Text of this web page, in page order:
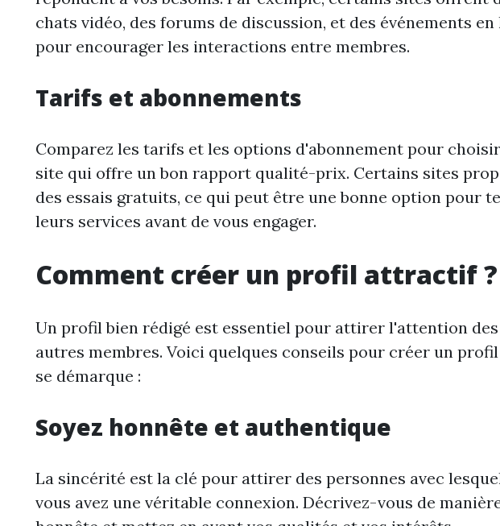
chats vidéo, des forums de discussion, et des événements en
pour encourager les interactions entre membres.
Tarifs et abonnements
Comparez les tarifs et les options d'abonnement pour
site qui offre un bon rapport qualité-prix. Certains sites
des essais gratuits, ce qui peut être une bonne option pour
leurs services avant de vous engager.
Comment créer un profil attractif ?
Un profil bien rédigé est essentiel pour attirer l'attention des
autres membres. Voici quelques conseils pour créer un
se démarque :
Soyez honnête et authentique
La sincérité est la clé pour attirer des personnes avec
vous avez une véritable connexion. Décrivez-vous de